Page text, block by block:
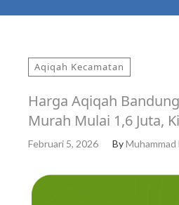
Aqiqah Kecamatan
Harga Aqiqah
Murah Mulai 1,6 Juta,
Februari 5, 2026 By